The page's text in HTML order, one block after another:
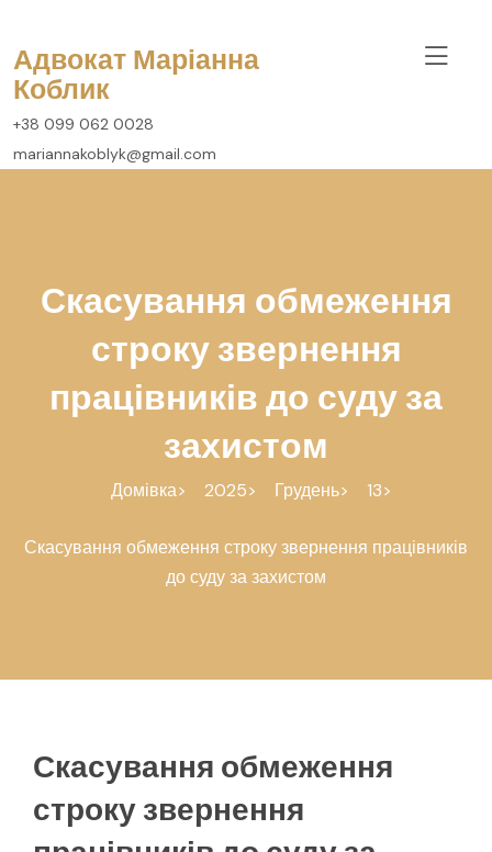
вмісту
Адвокат Маріанна
Коблик
+38 099 062 0028
mariannakoblyk@gmail.com
Скасування обмеження
строку звернення
працівників до суду за
захистом
Домівка 2025 Грудень 13
Скасування обмеження строку звернення працівників
до суду за захистом
Скасування обмеження
строку звернення